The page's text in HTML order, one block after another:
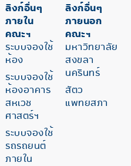
ลิงก์อื่นๆ
ภายใน
คณะฯ
ระบบจองใช้
ห้อง
ระบบจองใช้
ห้องอาคาร
สหเวช
ศาสตร์ฯ
ระบบจองใช้
รถรถยนต์
ภายใน
ลิงก์อื่นๆ
ภายนอก
คณะฯ
มหาวิทยาลัย
สงขลา
นครินทร์
สัตว
แพทยสภา